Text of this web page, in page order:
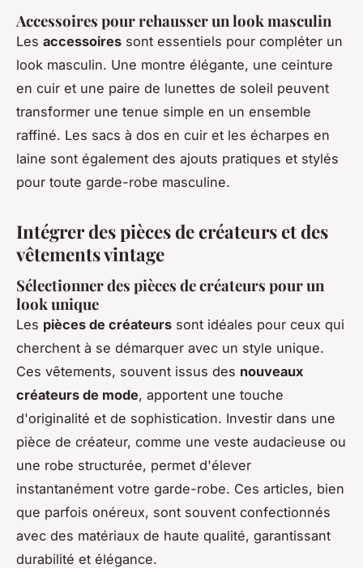
Accessoires pour rehausser un look masculin
Les accessoires sont essentiels pour compléter un
look masculin. Une montre élégante, une ceinture
en cuir et une paire de lunettes de soleil peuvent
transformer une tenue simple en un ensemble
raffiné. Les sacs à dos en cuir et les écharpes en
laine sont également des ajouts pratiques et stylés
pour toute garde-robe masculine.
Intégrer des pièces de créateurs et des
vêtements vintage
Sélectionner des pièces de créateurs pour un
look unique
Les pièces de créateurs sont idéales pour ceux qui
cherchent à se démarquer avec un style unique.
Ces vêtements, souvent issus des nouveaux
créateurs de mode, apportent une touche
d'originalité et de sophistication. Investir dans une
pièce de créateur, comme une veste audacieuse ou
une robe structurée, permet d'élever
instantanément votre garde-robe. Ces articles, bien
que parfois onéreux, sont souvent confectionnés
avec des matériaux de haute qualité, garantissant
durabilité et élégance.